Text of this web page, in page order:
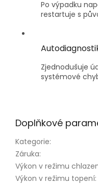
Po výpadku
restartuje s
Zjednodušuje
systémové
Doplňkové
Kategorie:
Záruka:
Výkon v režimu
Výkon v režimu topení: